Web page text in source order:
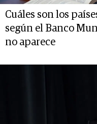
Cuáles son los
según el Banco
no aparece